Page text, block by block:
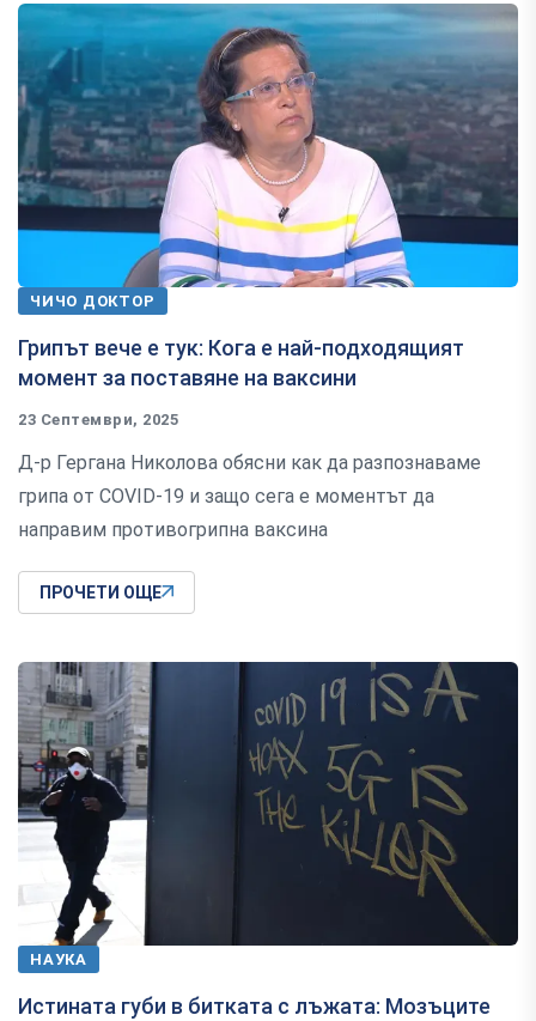
ЧИЧО ДОКТОР
Грипът вече е тук: Кога е най-подходящият
момент за поставяне на ваксини
23 Септември, 2025
Д-р Гергана Николова обясни как да разпознаваме
грипа от COVID-19 и защо сега е моментът да
направим противогрипна ваксина
ПРОЧЕТИ ОЩЕ
НАУКА
Истината губи в битката с лъжата: Мозъците